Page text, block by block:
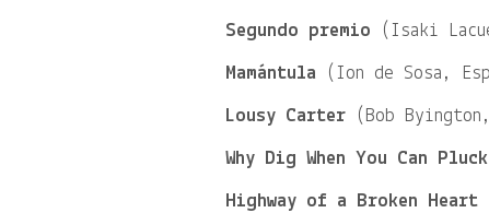
Segundo premio (Isaki
Mamántula (Ion de Sosa,
Lousy Carter (Bob
Why Dig When You Can Pluck
Highway of a Broken Heart